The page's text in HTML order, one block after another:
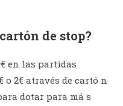
de stop?
en las partidas
o 2€ através de cartó n
dotar para má s